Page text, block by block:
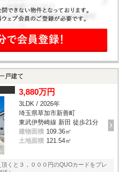
戸建て
3,880万円
3LDK / 2026年
埼玉県草加市新善町
東武伊勢崎線 新田 徒歩21分
建物面積 109.36㎡
土地面積 121.54㎡
くと３，０００円のQUOカードをプレ